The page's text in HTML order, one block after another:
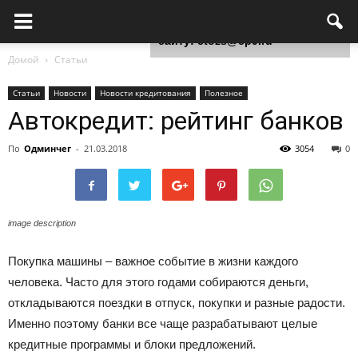
Домой Статьи
Статьи Новости Новости кредитования Полезное
Автокредит: рейтинг банков
По Одминчег - 21.03.2018 0
3054
image description
Покупка машины – важное событие в жизни каждого
человека. Часто для этого годами собираются деньги,
откладываются поездки в отпуск, покупки и разные радости.
Именно поэтому банки все чаще разрабатывают целые
кредитные программы и блоки предложений.
сайту: ctozs@cp9.ru